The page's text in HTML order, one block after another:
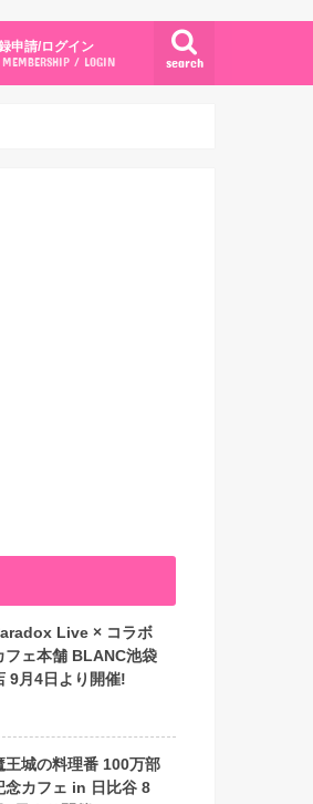
search
申請/ログイン
MEMBERSHIP / LOGIN
Live × コラボ
フェ本舗 BLANC池袋
9月4日より開催!
王城の料理番 100万部
念カフェ in 日比谷 8